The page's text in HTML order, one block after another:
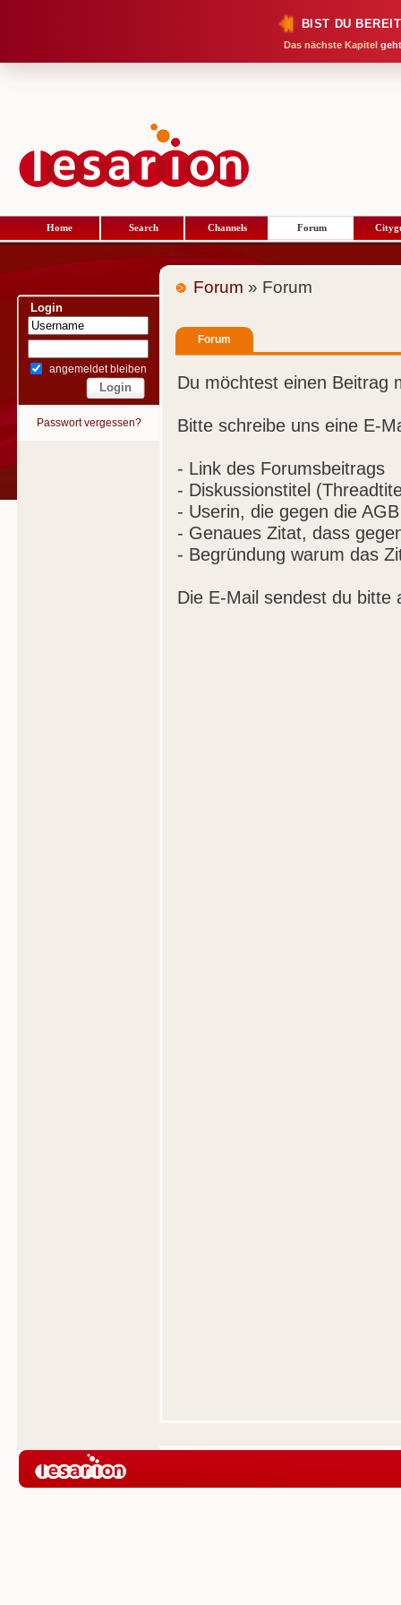
BIST DU
Das nächste Kapitel
Home Search Channels Forum
Login
angemeldet bleiben
Passwort vergessen?
Forum » Forum
Forum
Du möchtest einen Beitrag
Bitte schreibe uns eine E-
- Link des Forumsbeitrags
- Diskussionstitel
- Userin, die gegen die
- Genaues Zitat, dass
- Begründung warum das
Die E-Mail sendest du bitte